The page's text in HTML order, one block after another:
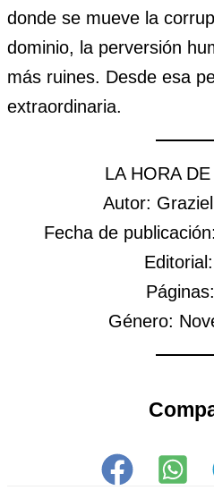
donde se mueve la
dominio, la perversión
más ruines. Desde esa
extraordinaria.
LA HORA
Autor:
Fecha de
Género: